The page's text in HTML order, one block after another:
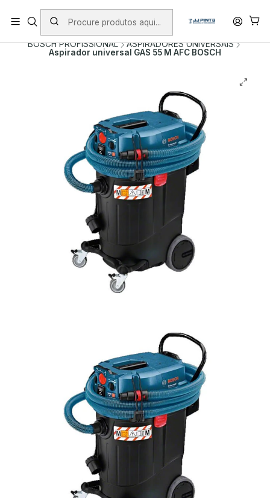
PORTES INCLUÍDOS EM ENCOMENDAS +75€ (excepto ilhas)
Início PRODUTOS
FERRAMENTAS COM FIO
BOSCH PROFISSIONAL
ASPIRADORES UNIVERSAIS
Aspirador universal GAS 55 M AFC BOSCH